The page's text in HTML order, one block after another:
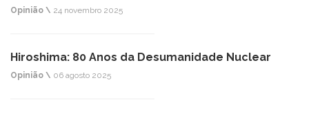
Opinião \ 24 novembro 2025
Hiroshima: 80 Anos da Desumanidade Nuclear
Opinião \ 06 agosto 2025